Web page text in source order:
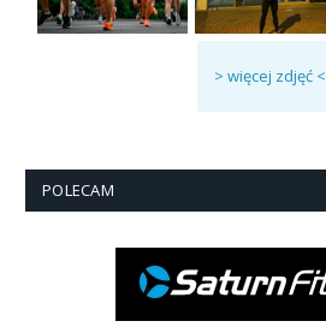
> więcej zdjęć <
POLECAM